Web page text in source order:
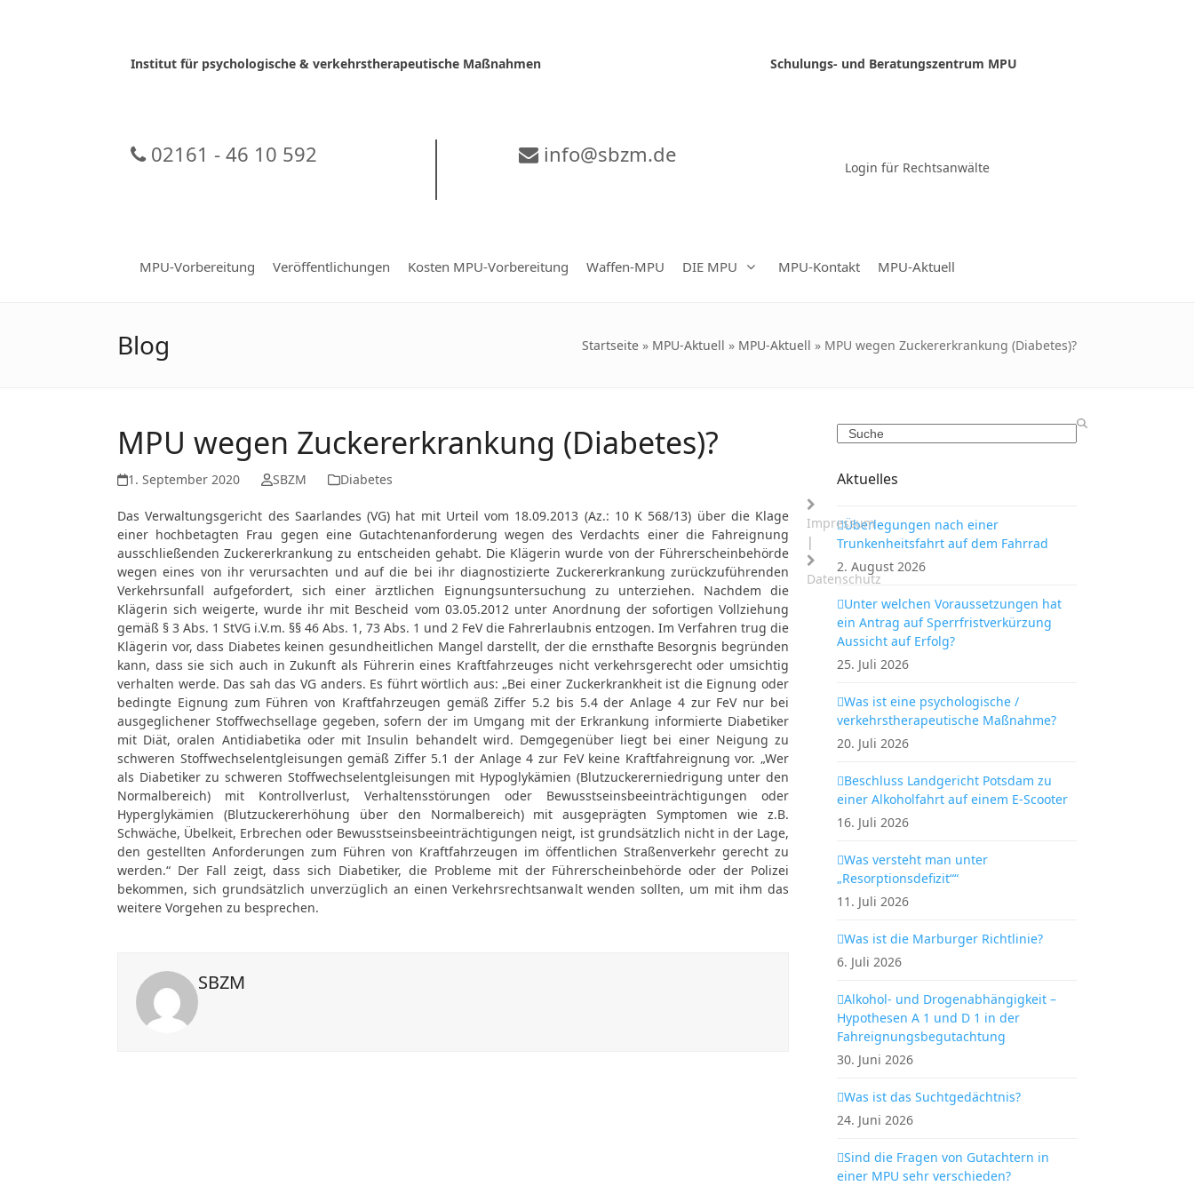
Institut für psychologische & verkehrstherapeutische Maßnahmen
Schulungs- und Beratungszentrum MPU
02161 - 46 10 592 info@sbzm.de
Login für Rechtsanwälte
MPU-Vorbereitung Veröffentlichungen Kosten MPU-Vorbereitung Waffen-MPU DIE MPU MPU-Kontakt MPU-Aktuell
Blog Startseite » MPU-Aktuell » MPU-Aktuell » MPU wegen Zuckererkrankung (Diabetes)?
MPU wegen Zuckererkrankung (Diabetes)?
1. September 2020 SBZM Diabetes
Das Verwaltungsgericht des Saarlandes (VG) hat mit Urteil vom 18.09.2013 (Az.: 10 K 568/13) über die Klage
einer hochbetagten Frau gegen eine Gutachtenanforderung wegen des Verdachts einer die Fahreignung
ausschließenden Zuckererkrankung zu entscheiden gehabt. Die Klägerin wurde von der Führerscheinbehörde
wegen eines von ihr verursachten und auf die bei ihr diagnostizierte Zuckererkrankung zurückzuführenden
Verkehrsunfall aufgefordert, sich einer ärztlichen Eignungsuntersuchung zu unterziehen. Nachdem die
Klägerin sich weigerte, wurde ihr mit Bescheid vom 03.05.2012 unter Anordnung der sofortigen Vollziehung
gemäß § 3 Abs. 1 StVG i.V.m. §§ 46 Abs. 1, 73 Abs. 1 und 2 FeV die Fahrerlaubnis entzogen. Im Verfahren trug die
Klägerin vor, dass Diabetes keinen gesundheitlichen Mangel darstellt, der die ernsthafte Besorgnis begründen
kann, dass sie sich auch in Zukunft als Führerin eines Kraftfahrzeuges nicht verkehrsgerecht oder umsichtig
verhalten werde. Das sah das VG anders. Es führt wörtlich aus: „Bei einer Zuckerkrankheit ist die Eignung oder
bedingte Eignung zum Führen von Kraftfahrzeugen gemäß Ziffer 5.2 bis 5.4 der Anlage 4 zur FeV nur bei
ausgeglichener Stoffwechsellage gegeben, sofern der im Umgang mit der Erkrankung informierte Diabetiker
mit Diät, oralen Antidiabetika oder mit Insulin behandelt wird. Demgegenüber liegt bei einer Neigung zu
schweren Stoffwechselentgleisungen gemäß Ziffer 5.1 der Anlage 4 zur FeV keine Kraftfahreignung vor. „Wer
als Diabetiker zu schweren Stoffwechselentgleisungen mit Hypoglykämien (Blutzuckererniedrigung unter den
Normalbereich) mit Kontrollverlust, Verhaltensstörungen oder Bewusstseinsbeeinträchtigungen oder
Hyperglykämien (Blutzuckererhöhung über den Normalbereich) mit ausgeprägten Symptomen wie z.B.
Schwäche, Übelkeit, Erbrechen oder Bewusstseinsbeeinträchtigungen neigt, ist grundsätzlich nicht in der Lage,
den gestellten Anforderungen zum Führen von Kraftfahrzeugen im öffentlichen Straßenverkehr gerecht zu
werden.“ Der Fall zeigt, dass sich Diabetiker, die Probleme mit der Führerscheinbehörde oder der Polizei
bekommen, sich grundsätzlich unverzüglich an einen Verkehrsrechtsanwalt wenden sollten, um mit ihm das
weitere Vorgehen zu besprechen.
SBZM
Search
Aktuelles
Überlegungen nach einer
Trunkenheitsfahrt auf dem Fahrrad
2. August 2026
Unter welchen Voraussetzungen hat
ein Antrag auf Sperrfristverkürzung
Aussicht auf Erfolg?
25. Juli 2026
Was ist eine psychologische /
verkehrstherapeutische Maßnahme?
20. Juli 2026
Beschluss Landgericht Potsdam zu
einer Alkoholfahrt auf einem E-Scooter
16. Juli 2026
Was versteht man unter
„Resorptionsdefizit““
11. Juli 2026
Was ist die Marburger Richtlinie?
6. Juli 2026
Alkohol- und Drogenabhängigkeit –
Hypothesen A 1 und D 1 in der
Fahreignungsbegutachtung
30. Juni 2026
Was ist das Suchtgedächtnis?
24. Juni 2026
Sind die Fragen von Gutachtern in
einer MPU sehr verschieden?
Impressum
|
Datenschutz